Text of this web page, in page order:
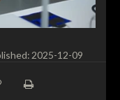
2025-12-09